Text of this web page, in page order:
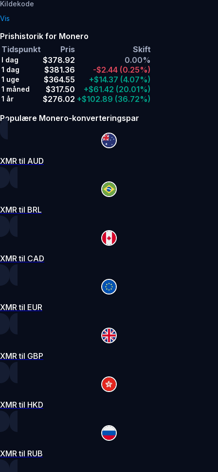
Kildekode
Vis
Prishistorik for Monero
Tidspunkt
Pris Skift
I dag $378.92 0.00%
1 dag $381.36 -$2.44 (0.25%)
1 uge $364.55 +$14.37 (4.07%)
1 måned $317.50 +$61.42 (20.01%)
1 år $276.02 +$102.89 (36.72%)
Populære Monero-konverteringspar
XMR til AUD
XMR til BRL
XMR til CAD
XMR til EUR
XMR til GBP
XMR til HKD
XMR til RUB